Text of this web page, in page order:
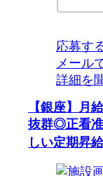
応募す
メール
詳細を
【銀座】
抜群◎正看
しい定期昇